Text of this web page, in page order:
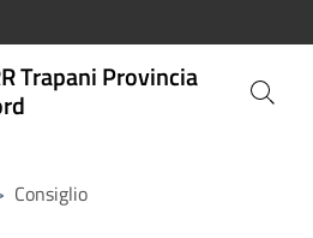
Trapani Provincia
Consiglio